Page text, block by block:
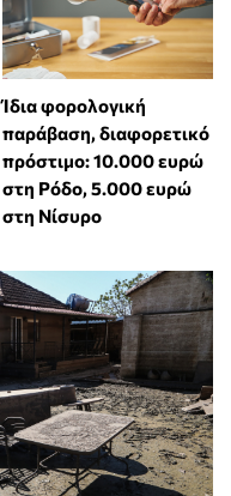
Ίδια φορολογική
παράβαση, διαφορετικό
πρόστιμο: 10.000 ευρώ
στη Ρόδο, 5.000 ευρώ
στη Νίσυρο